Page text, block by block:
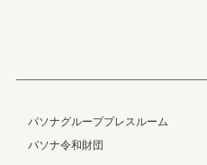
パソナグループプレスルーム
パソナ令和財団